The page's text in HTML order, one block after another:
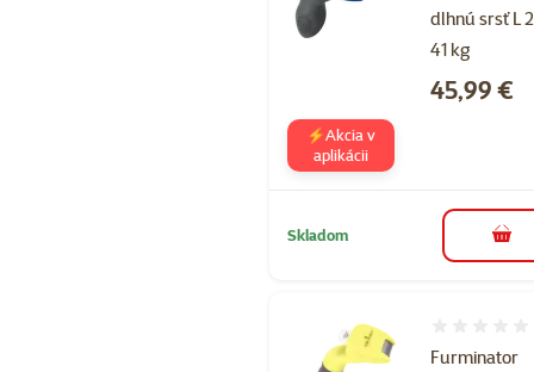
dlhnú srsť L
41 kg
Cena
45,99 €
⚡Akcia v
aplikácii
Skladom do
Furminator